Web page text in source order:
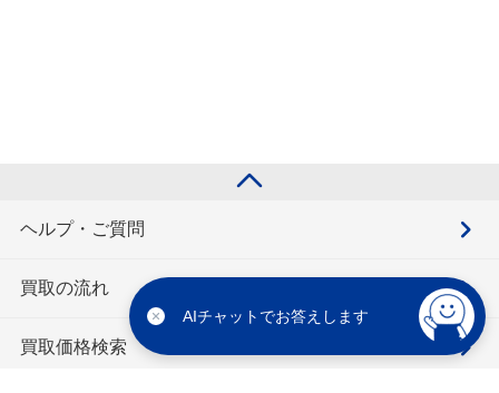
ヘルプ・ご質問
買取の流れ
買取価格検索
AIチャットでお答えします